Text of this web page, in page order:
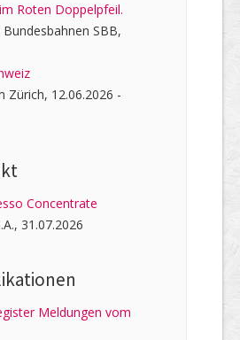
Roten Doppelpfeil.
SBB,
Zürich, 12.06.2026 -
Concentrate
31.07.2026
Meldungen vom